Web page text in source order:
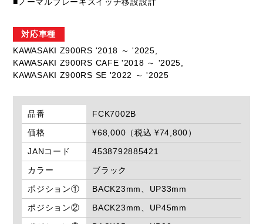
■ノーマルブレーキスイッチ移設設計
対応車種
KAWASAKI Z900RS '2018 ～ '2025,
KAWASAKI Z900RS CAFE '2018 ～ '2025,
KAWASAKI Z900RS SE '2022 ～ '2025
品番
FCK7002B
価格
¥68,000（税込 ¥74,800）
JANコード
4538792885421
カラー
ブラック
ポジション①
BACK23mm、UP33mm
ポジション②
BACK23mm、UP45mm